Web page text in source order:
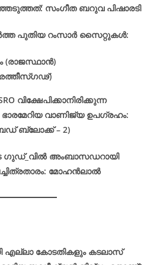
സംഗീത ബറുവ പിഷാരടി
പുതിയ റംസാർ സൈറ്റുകൾ:
(രാജസ്ഥാൻ)
വിക്ഷേപിക്കാനിരിക്കുന്ന
വാണിജ്യ ഉപഗ്രഹം:
ബ്ലോക്ക് – 2)
അംബാസഡറായി
മോഹൻലാൽ
എല്ലാ കോടതികളും കടലാസ്